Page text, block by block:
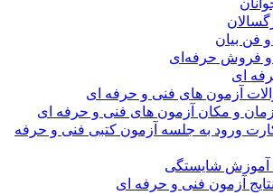
فن بیان
و فروش حرفه‌ای
ای
آزمون های فنی و حرفه ای
و مکان آزمون های فنی و حرفه ای
ورود به جلسه آزمون کتبی فنی و حرفه
آموزش شایستگی
آزمون فنی و حرفه ای